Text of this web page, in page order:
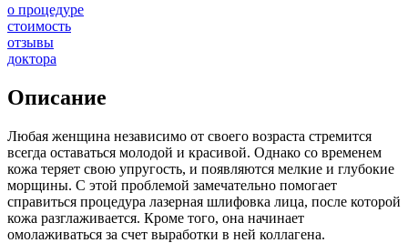
о процедуре
стоимость
отзывы
доктора
Описание
Любая женщина независимо от своего возраста стремится
всегда оставаться молодой и красивой. Однако со временем
кожа теряет свою упругость, и появляются мелкие и глубокие
морщины. С этой проблемой замечательно помогает
справиться процедура лазерная шлифовка лица, после которой
кожа разглаживается. Кроме того, она начинает
омолаживаться за счет выработки в ней коллагена.